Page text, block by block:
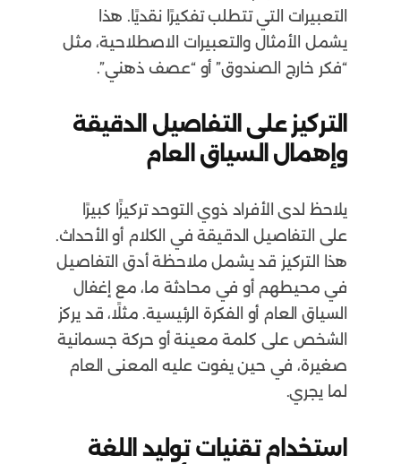
التعبيرات التي تتطلب تفكيرًا نقديًا. هذا
يشمل الأمثال والتعبيرات الاصطلاحية، مثل
“فكر خارج الصندوق” أو “عصف ذهني”.
التركيز على التفاصيل الدقيقة
وإهمال السياق العام
يلاحظ لدى الأفراد ذوي التوحد تركيزًا كبيرًا
على التفاصيل الدقيقة في الكلام أو الأحداث.
هذا التركيز قد يشمل ملاحظة أدق التفاصيل
في محيطهم أو في محادثة ما، مع إغفال
السياق العام أو الفكرة الرئيسية. مثلًا، قد يركز
الشخص على كلمة معينة أو حركة جسمانية
صغيرة، في حين يفوت عليه المعنى العام
لما يجري.
استخدام تقنيات توليد اللغة